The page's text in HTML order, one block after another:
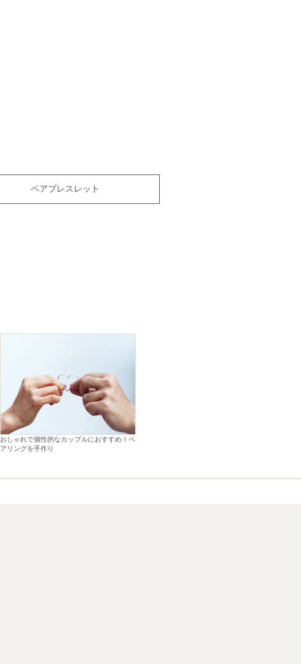
ペアブレスレット
おしゃれで個性的なカップルにおすすめ！ペ
アリングを手作り